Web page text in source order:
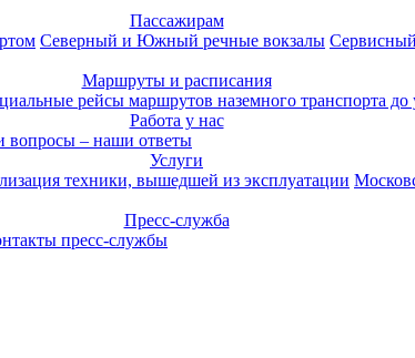
Пассажирам
Северный и Южный речные вокзалы
Маршруты и расписания
рейсы маршрутов наземного транспорта до
Работа у нас
вопросы – наши ответы
Услуги
техники, вышедшей из эксплуатации
Пресс-служба
пресс-службы